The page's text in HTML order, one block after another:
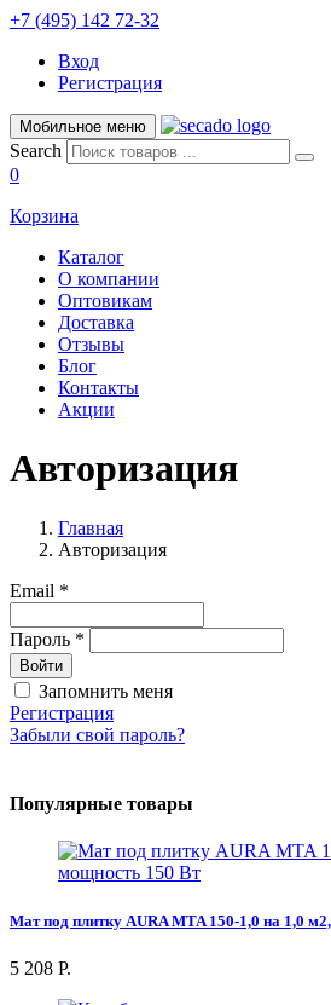
+7 (495) 142 72-32
Вход
Регистрация
Мобильное меню
Search
0
Корзина
Каталог
О компании
Оптовикам
Доставка
Отзывы
Блог
Контакты
Акции
Авторизация
Главная
Авторизация
Email *
Пароль *
Войти
Запомнить меня
Регистрация
Забыли свой пароль?
Популярные товары
Мат под плитку AURA MTA 150-1,0 на 1,0
5 208 Р.